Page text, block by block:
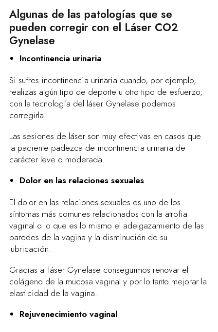
Algunas de las patologías que se
pueden corregir con el Láser CO2
Gynelase
Incontinencia urinaria
Si sufres incontinencia urinaria cuando, por ejemplo,
realizas algún tipo de deporte u otro tipo de esfuerzo,
con la tecnología del láser Gynelase podemos
corregirla.
Las sesiones de láser son muy efectivas en casos que
la paciente padezca de incontinencia urinaria de
carácter leve o moderada.
Dolor en las relaciones sexuales
El dolor en las relaciones sexuales es uno de los
síntomas más comunes relacionados con la atrofia
vaginal o lo que es lo mismo el adelgazamiento de las
paredes de la vagina y la disminución de su
lubricación.
Gracias al láser Gynelase conseguimos renovar el
colágeno de la mucosa vaginal y por lo tanto mejorar la
elasticidad de la vagina.
Rejuvenecimiento vaginal